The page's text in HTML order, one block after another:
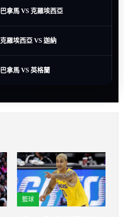
巴拿馬 VS 克羅埃西亞
克羅埃西亞 VS 迦納
巴拿馬 VS 英格蘭
籃球